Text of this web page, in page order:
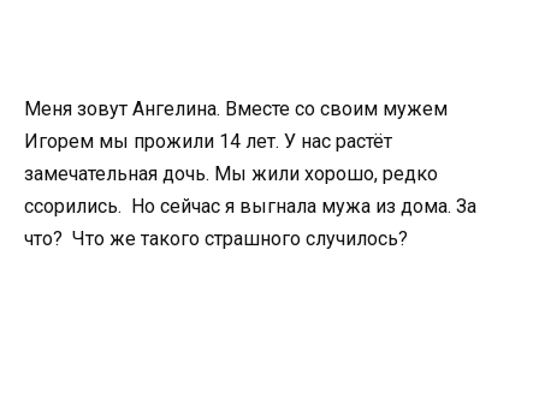
Меня зовут Ангелина. Вместе со своим мужем
Игорем мы прожили 14 лет. У нас растёт
замечательная дочь. Мы жили хорошо, редко
ссорились. Но сейчас я выгнала мужа из дома. За
что? Что же такого страшного случилось?